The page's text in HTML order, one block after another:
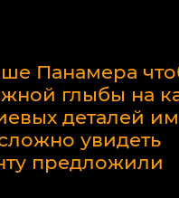
Панамера
глыбы на
деталей
увидеть
предложили